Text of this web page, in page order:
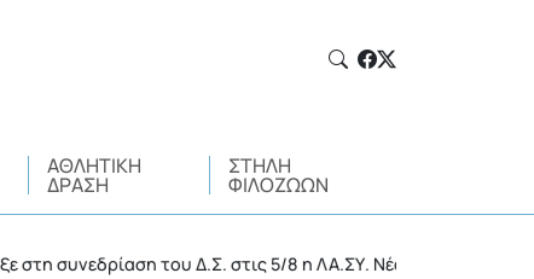
ΑΘΛΗΤΙΚΉ
ΔΡΆΣΗ
ΣΤΉΛΗ
ΦΙΛΌΖΩΩΝ
του Δ.Σ. στις 5/8 η ΛΑ.ΣΥ. Νέας Ιωνίας